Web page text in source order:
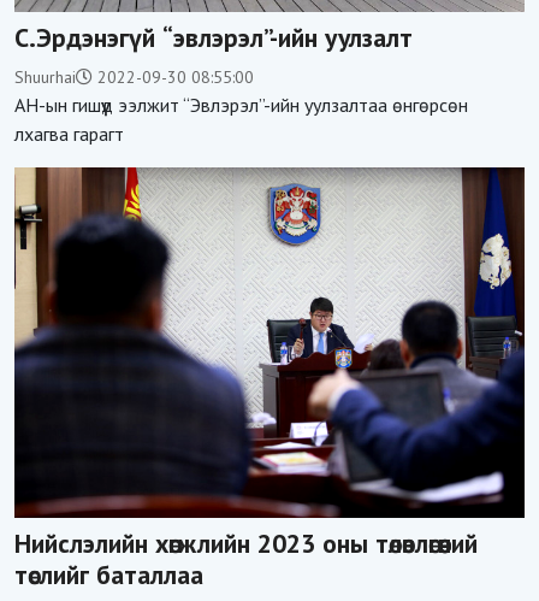
С.Эрдэнэгүй “эвлэрэл”-ийн уулзалт
Shuurhai 2022-09-30 08:55:00
АН-ын гишүүд ээлжит “Эвлэрэл”-ийн уулзалтаа өнгөрсөн
лхагва гарагт
Нийслэлийн хөгжлийн 2023 оны төлөвлөгөөний
төслийг баталлаа